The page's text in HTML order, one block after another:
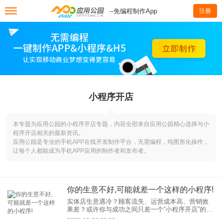
--免编程制作App 注册
小程序开店
本专题为应用公园的小程序开店专题，内容全部来自应用公园精心选择与小
程序开店相关的最新资讯。
应用公园是专业的手机APP在线开发制作平台，无需编程，纯图形化操作，
让每个人都能成为手机APP应用的制作者和发布者。
你的生意不好,可能就差一个这样的小程序!
实体店生意遇冷？顾客流失、运营成本高、营销效
果差？或许你与成功之间只差一个“小程序开店”的解
决方案！本文深度解析小程序如何赋能实体门店，